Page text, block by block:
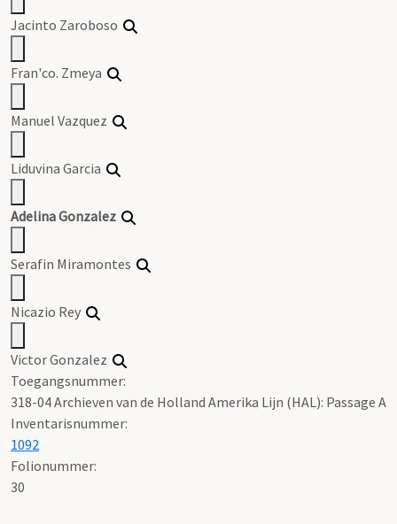
Jacinto Zaroboso
Fran'co. Zmeya
Manuel Vazquez
Liduvina Garcia
Adelina Gonzalez
Serafin Miramontes
Nicazio Rey
Victor Gonzalez
Toegangsnummer:
318-04 Archieven van de Holland Amerika Lijn (HAL): Passage A
Inventarisnummer:
1092
Folionummer:
30